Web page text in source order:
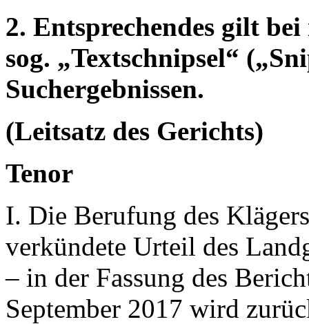
2. Entsprechendes gilt
sog. „Textschnipsel“
Suchergebnissen.
(Leitsatz des Gerichts)
Tenor
I. Die Berufung des
verkündete Urteil des
– in der Fassung des
September 2017 wird